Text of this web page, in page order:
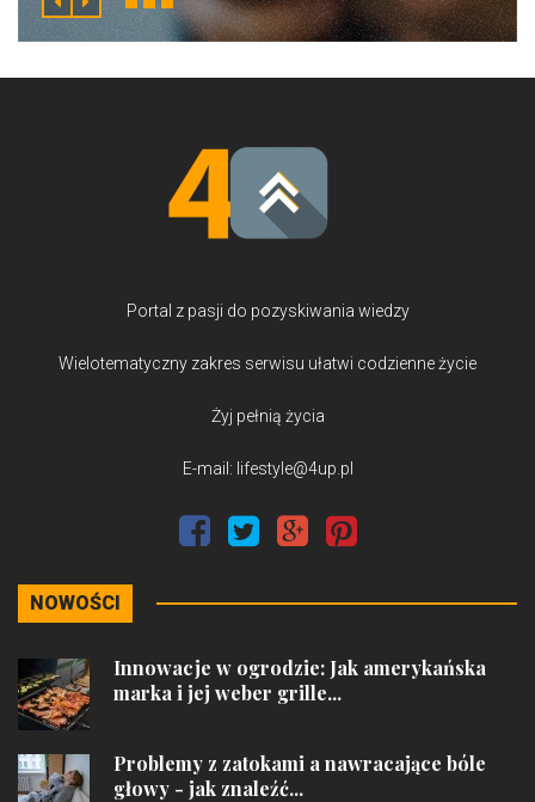
Portal z pasji do pozyskiwania wiedzy
Wielotematyczny zakres serwisu ułatwi codzienne życie
Żyj pełnią życia
E-mail: lifestyle@4up.pl
NOWOŚCI
Innowacje w ogrodzie: Jak amerykańska
marka i jej weber grille...
Problemy z zatokami a nawracające bóle
głowy - jak znaleźć...